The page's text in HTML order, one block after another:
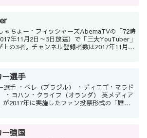
ゃちょー・フィッシャーズAbemaTVの「72時
年11月2日～5日放送）で「三大YouTuber」
上の3者。チャンネル登録者数は2017年11月15
選手
（ブラジル） ・ディエゴ・マラド
が2017年に実施したファン投票形式の「歴代
強国